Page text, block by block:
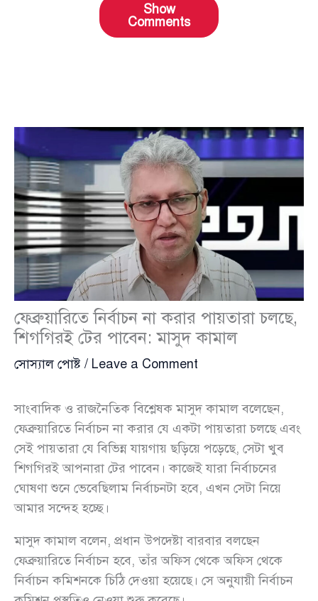
Show
Comments
ফেব্রুয়ারিতে নির্বাচন না করার পায়তারা চলছে,
শিগগিরই টের পাবেন: মাসুদ কামাল
সোস্যাল পোষ্ট / Leave a Comment
সাংবাদিক ও রাজনৈতিক বিশ্লেষক মাসুদ কামাল বলেছেন,
ফেব্রুয়ারিতে নির্বাচন না করার যে একটা পায়তারা চলছে এবং
সেই পায়তারা যে বিভিন্ন যায়গায় ছড়িয়ে পড়েছে, সেটা খুব
শিগগিরই আপনারা টের পাবেন। কাজেই যারা নির্বাচনের
ঘোষণা শুনে ভেবেছিলাম নির্বাচনটা হবে, এখন সেটা নিয়ে
আমার সন্দেহ হচ্ছে।
মাসুদ কামাল বলেন, প্রধান উপদেষ্টা বারবার বলছেন
ফেব্রুয়ারিতে নির্বাচন হবে, তাঁর অফিস থেকে অফিস থেকে
নির্বাচন কমিশনকে চিঠি দেওয়া হয়েছে। সে অনুযায়ী নির্বাচন